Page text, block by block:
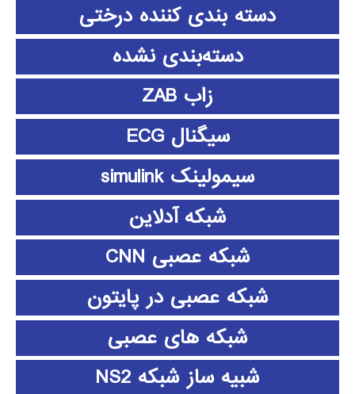
دسته بندی کننده درختی
دسته‌بندی نشده
زاب ZAB
سیگنال ECG
سیمولینک simulink
شبکه آدلاین
شبکه عصبی CNN
شبکه عصبی در پایتون
شبکه های عصبی
شبیه ساز شبکه NS2